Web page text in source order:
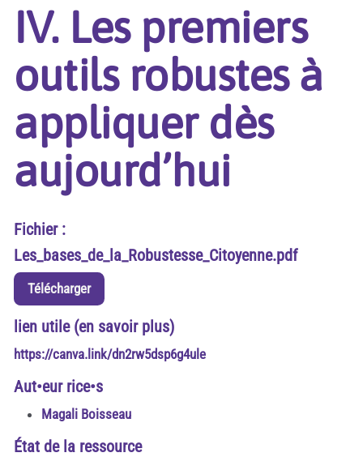
IV. Les premiers
outils robustes à
appliquer dès
aujourd’hui
Fichier :
Les_bases_de_la_Robustesse_Citoyenne.pdf
Télécharger
lien utile (en savoir plus)
https://canva.link/dn2rw5dsp6g4ule
Aut•eur rice•s
Magali Boisseau
État de la ressource